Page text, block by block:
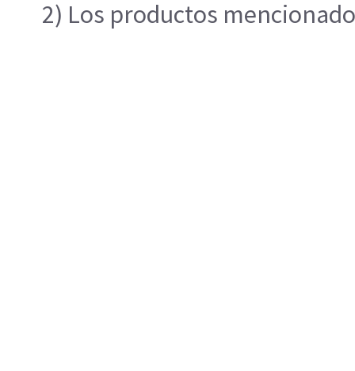
2) Los productos